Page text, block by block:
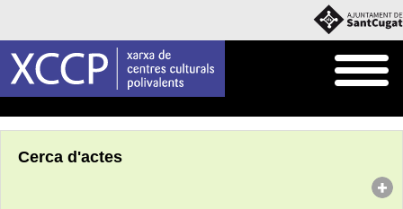
Cerca d'actes